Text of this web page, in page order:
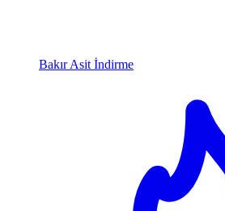
Bakır Asit İndirme